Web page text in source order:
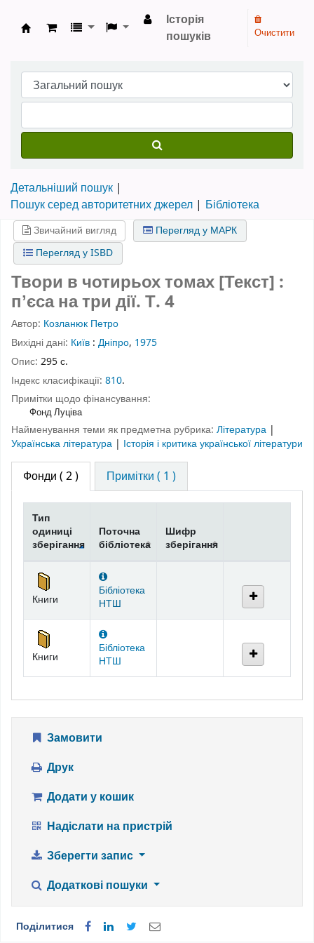
Бібліотека НТШ › Електронний каталог
Історія
пошуків
Очистити
Детальніший пошук
Пошук серед авторитетних джерел
Бібліотека
Звичайний вигляд
Перегляд у МАРК
Перегляд у ISBD
Твори в чотирьох томах [Текст] :
пʼєса на три дії.Т. 4
Автор: Козланюк Петро
Вихідні дані: Київ : Дніпро, 1975
Опис: 295 с.
Індекс класифікації: 810.
Примітки щодо фінансування:
Фонд Луціва
Найменування теми як предметна рубрика: Література |
Українська література | Історія і критика української літератури
Фонди ( 2 ) Примітки ( 1 )
Фонди
Тип
одиниці
зберігання
Поточна
бібліотека
Шифр
зберігання
Книги
Бібліотека
НТШ
Книги
Бібліотека
НТШ
Замовити
Друк
Додати у кошик
Надіслати на пристрій
Зберегти запис
Додаткові пошуки
Поділитися